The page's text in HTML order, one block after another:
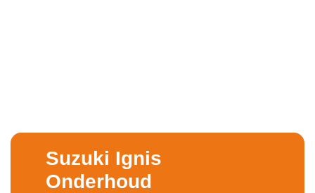
Suzuki Ignis
Onderhoud